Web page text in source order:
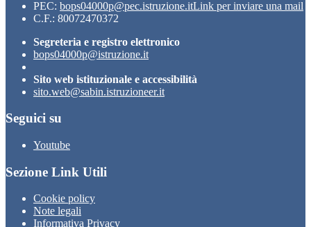
PEC: bops04000p@pec.istruzione.itLink per inviare una mail
C.F.: 80072470372
Segreteria e registro elettronico
bops04000p@istruzione.it
Sito web istituzionale e accessibilità
sito.web@sabin.istruzioneer.it
Seguici su
Youtube
Sezione Link Utili
Cookie policy
Note legali
Informativa Privacy